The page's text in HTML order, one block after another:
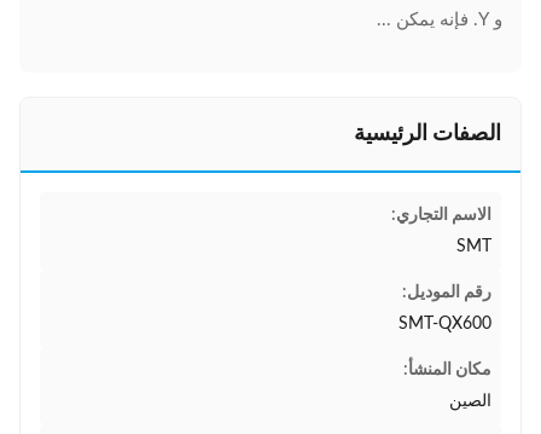
و Y. فإنه يمكن ...
الصفات الرئيسية
الاسم التجاري:
SMT
رقم الموديل:
SMT-QX600
مكان المنشأ:
الصين